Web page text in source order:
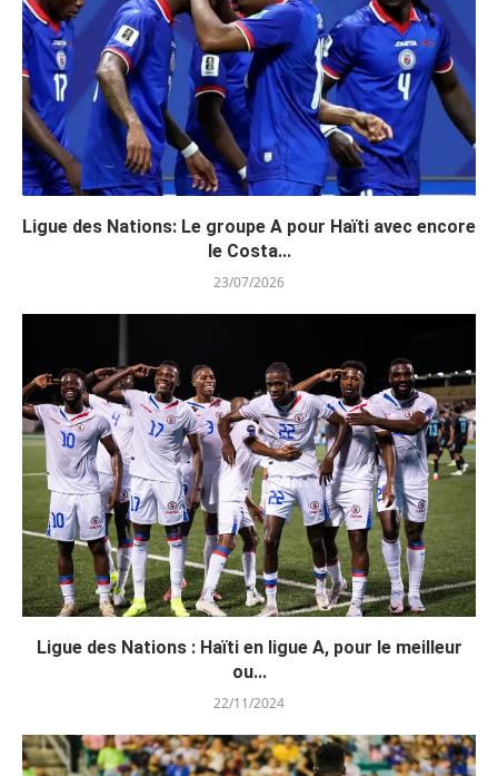
Ligue des Nations: Le groupe A pour Haïti avec encore
le Costa...
23/07/2026
Ligue des Nations : Haïti en ligue A, pour le meilleur
ou...
22/11/2024